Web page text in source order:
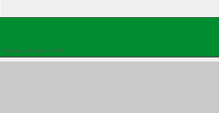
Sonntag, 09. August 2026